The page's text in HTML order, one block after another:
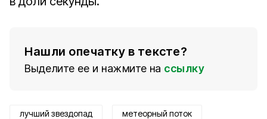
Нашли опечатку в тексте?
Выделите ее и нажмите на ссылку
лучший звездопад метеорный поток